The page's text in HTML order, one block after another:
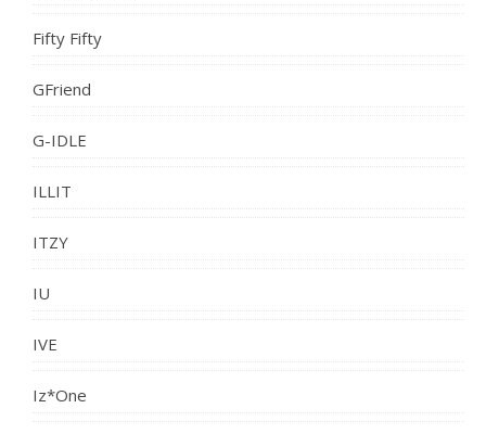
Fifty Fifty
GFriend
G-IDLE
ILLIT
ITZY
IU
IVE
Iz*One